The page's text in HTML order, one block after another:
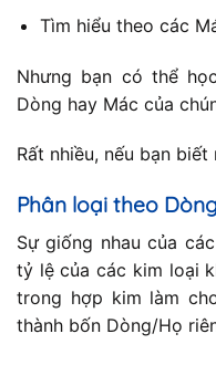
Tìm hiểu theo các
Nhưng bạn có thể
Dòng hay Mác của
Rất nhiều, nếu bạn
Phân loại theo
Sự giống nhau của
tỷ lệ của các kim loại
trong hợp kim làm
thành bốn Dòng/Họ